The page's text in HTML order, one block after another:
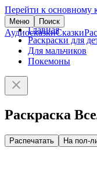
Перейти к основному
Меню Поиск
АудиосказкиСказки
Главная
Раскраски для
Для мальчиков
Покемоны
Раскраска
Распечатать На пол-